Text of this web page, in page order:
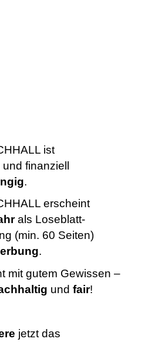
ist
und finanziell
.
erscheint
als Loseblatt-
(min. 60 Seiten)
.
mit gutem Gewissen –
und fair!
jetzt das